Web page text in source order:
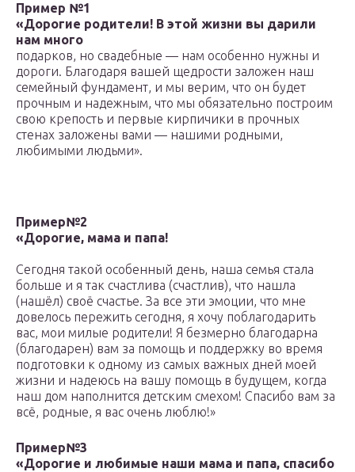
Пример №1
«Дорогие родители! В этой жизни вы дарили
нам много
подарков, но свадебные — нам особенно нужны и
дороги. Благодаря вашей щедрости заложен наш
семейный фундамент, и мы верим, что он будет
прочным и надежным, что мы обязательно построим
свою крепость и первые кирпичики в прочных
стенах заложены вами — нашими родными,
любимыми людьми».
Пример№2
«Дорогие, мама и папа!
Сегодня такой особенный день, наша семья стала
больше и я так счастлива (счастлив), что нашла
(нашёл) своё счастье. За все эти эмоции, что мне
довелось пережить сегодня, я хочу поблагодарить
вас, мои милые родители! Я безмерно благодарна
(благодарен) вам за помощь и поддержку во время
подготовки к одному из самых важных дней моей
жизни и надеюсь на вашу помощь в будущем, когда
наш дом наполнится детским смехом! Спасибо вам за
всё, родные, я вас очень люблю!»
Пример№3
«Дорогие и любимые наши мама и папа, спасибо